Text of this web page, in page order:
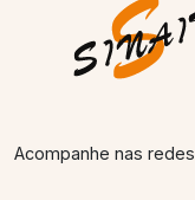
Acompanhe nas redes